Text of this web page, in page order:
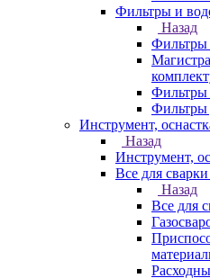
Фильтры и
Назад
Фильтры
Фильтры
Фильтры
Инструмент,
Назад
Инструмент,
Все для сварки
Назад
Все для